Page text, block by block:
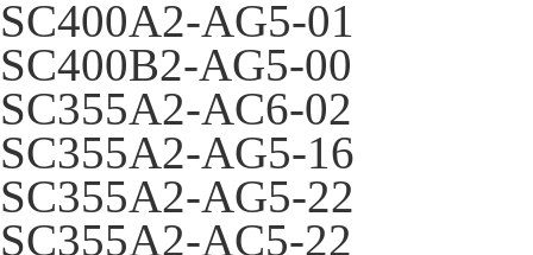
SC400A2-AG5-01
SC400B2-AG5-00
SC355A2-AC6-02
SC355A2-AG5-16
SC355A2-AG5-22
SC355A2-AC5-22